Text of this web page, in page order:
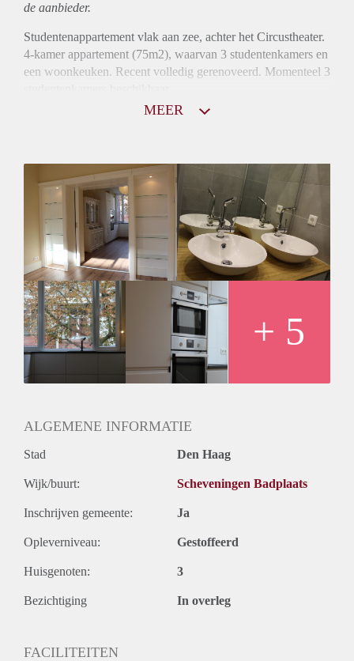
de aanbieder.
Studentenappartement vlak aan zee, achter het Circustheater.
4-kamer appartement (75m2), waarvan 3 studentenkamers en
een woonkeuken. Recent volledig gerenoveerd. Momenteel 3
MEER
+ 5
ALGEMENE INFORMATIE
Stad Den Haag
Wijk/buurt: Scheveningen Badplaats
Inschrijven gemeente: Ja
Opleverniveau: Gestoffeerd
Huisgenoten: 3
Bezichtiging In overleg
FACILITEITEN